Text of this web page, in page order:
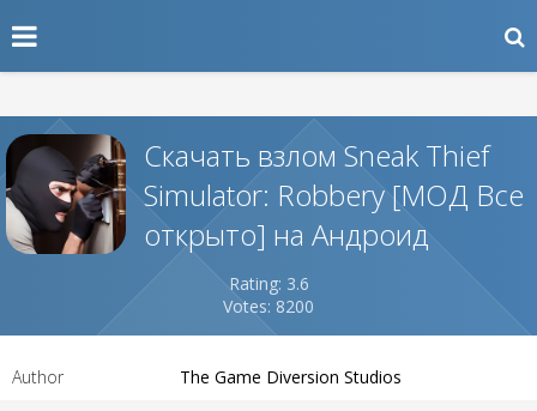
Скачать взлом Sneak Thief
Simulator: Robbery [МОД Все
открыто] на Андроид
Rating: 3.6
Votes: 8200
Author The Game Diversion Studios